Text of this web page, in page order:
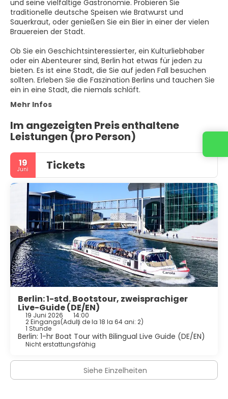
und seine vielfältige Gastronomie. Probieren Sie
traditionelle deutsche Speisen wie Bratwurst und
Sauerkraut, oder genießen Sie ein Bier in einer der vielen
Brauereien der Stadt.
Ob Sie ein Geschichtsinteressierter, ein Kulturliebhaber
oder ein Abenteurer sind, Berlin hat etwas für jeden zu
bieten. Es ist eine Stadt, die Sie auf jeden Fall besuchen
sollten. Erleben Sie die Faszination Berlins und tauchen Sie
ein in eine Stadt, die niemals schläft.
Mehr Infos
Im angezeigten Preis enthaltene
Leistungen (pro Person)
19
Juni Tickets
Berlin: 1-std. Bootstour, zweisprachiger
Live-Guide (DE/EN)
19 Juni 2026 14:00
2 Eingangs(Adulţi de la 18 la 64 ani: 2)
1 Stunde
Berlin: 1-hr Boat Tour with Bilingual Live Guide (DE/EN)
Nicht erstattungsfähig
Siehe Einzelheiten